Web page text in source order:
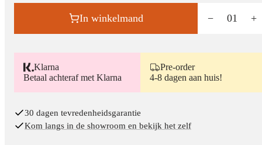
In winkelmand − 01 +
Klarna
Betaal achteraf met Klarna
Pre-order
4-8 dagen aan huis!
30 dagen tevredenheidsgarantie
Kom langs in de showroom en bekijk het zelf